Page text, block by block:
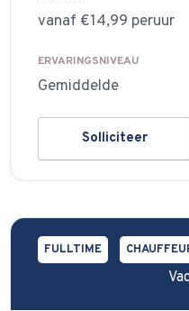
vanaf €14,99 peruur
ERVARINGSNIVEAU
Gemiddelde
Solliciteer
FULLTIME